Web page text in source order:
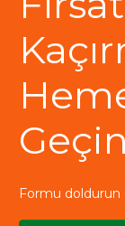
Formu doldurun